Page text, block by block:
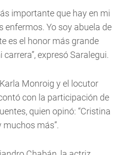
importante que hay en mi
enfermos. Yo soy abuela de
es el honor más grande
expresó Saralegui.
Monroig y el locutor
con la participación de
quien opinó: “Cristina
muchos más”.